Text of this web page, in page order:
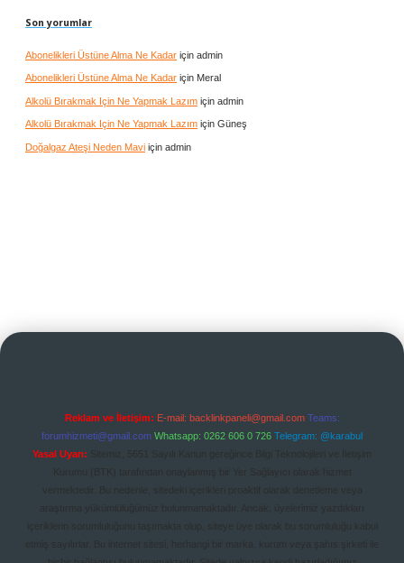
Son yorumlar
Abonelikleri Üstüne Alma Ne Kadar için admin
Abonelikleri Üstüne Alma Ne Kadar için Meral
Alkolü Bırakmak Için Ne Yapmak Lazım için admin
Alkolü Bırakmak Için Ne Yapmak Lazım için Güneş
Doğalgaz Ateşi Neden Mavi için admin
Reklam ve İletişim: E-mail: backlinkpaneli@gmail.com Teams:
forumhizmeti@gmail.com Whatsapp: 0262 606 0 726 Telegram: @karabul
Yasal Uyarı: Sitemiz, 5651 Sayılı Kanun gereğince Bilgi Teknolojileri ve İletişim
Kurumu (BTK) tarafından onaylanmış bir Yer Sağlayıcı olarak hizmet
vermektedir. Bu nedenle, sitedeki içerikleri proaktif olarak denetleme veya
araştırma yükümlülüğümüz bulunmamaktadır. Ancak, üyelerimiz yazdıkları
içeriklerin sorumluluğunu taşımakta olup, siteye üye olarak bu sorumluluğu kabul
etmiş sayılırlar. Bu internet sitesi, herhangi bir marka, kurum veya şahıs şirketi ile